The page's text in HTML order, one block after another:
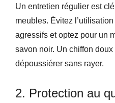
Un entretien régulier est
meubles. Évitez
agressifs et optez pour un
savon noir. Un chiffon
dépoussiérer sans rayer.
2. Protection au